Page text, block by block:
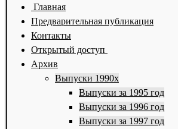
Главная
Предварительная публикация
Контакты
Открытый доступ
Архив
Выпуски 1990х
Выпуски за 1995 год
Выпуски за 1996 год
Выпуски за 1997 год